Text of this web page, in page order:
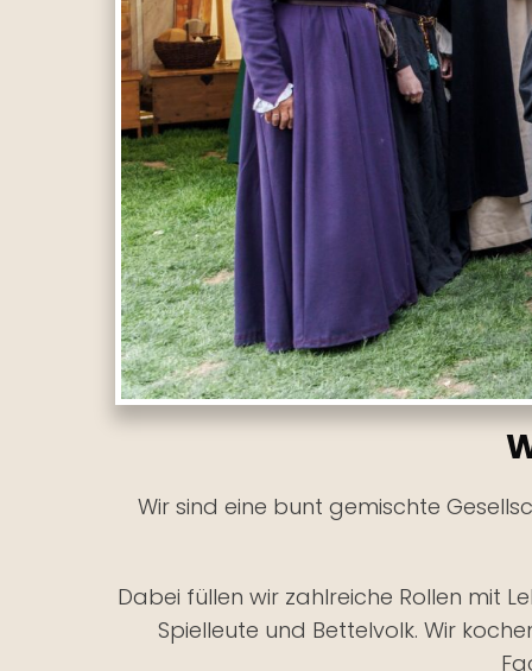
Wir sind eine bunt gemischte
Dabei füllen wir zahlreiche Rollen mit
Spielleute und Bettelvolk. Wir